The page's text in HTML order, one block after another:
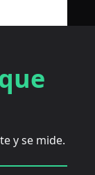
y se mide.